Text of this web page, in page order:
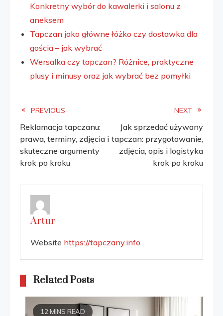
Konkretny wybór do kawalerki i salonu z
aneksem
Tapczan jako główne łóżko czy dostawka dla
gościa – jak wybrać
Wersalka czy tapczan? Różnice, praktyczne
plusy i minusy oraz jak wybrać bez pomyłki
Read
more
articles
PREVIOUS
Reklamacja tapczanu:
prawa, terminy, zdjęcia i
skuteczne argumenty
krok po kroku
NEXT
Jak sprzedać używany
tapczan: przygotowanie,
zdjęcia, opis i logistyka
krok po kroku
Artur
Website https://tapczany.info
Related Posts
12 MINS READ